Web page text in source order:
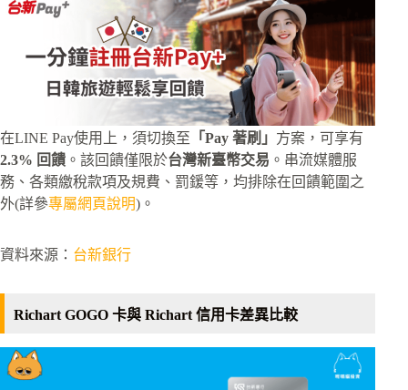
在LINE Pay使用上，須切換至 「Pay 著刷」 方案，可享有
2.3% 回饋 。該回饋僅限於台灣新臺幣交易 。串流媒體服
務、各類繳稅款項及規費、罰鍰等，均排除在回饋範圍之
外(詳參專屬網頁說明)。
資料來源： 台新銀行
Richart GOGO 卡與 Richart 信用卡差異比較